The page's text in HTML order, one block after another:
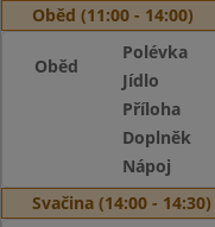
Oběd (11:00 - 14:00)
Oběd
Polévka
Jídlo
Příloha
Doplněk
Nápoj
Svačina (14:00 - 14:30)